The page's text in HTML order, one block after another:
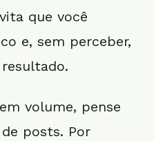
que você
e, sem perceber,
volume, pense
posts. Por